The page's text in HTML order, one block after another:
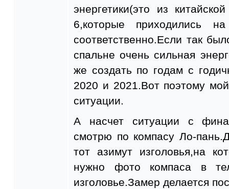
энергетики(это из
6,которые приходились
соответственно.Если так
спальне очень сильная
же создать по годам с
2020 и 2021.Вот поэтому
ситуации.
А насчет ситуации с
смотрю по компасу Ло-
тот азимут изголовья,на
нужно фото компаса в
изголовье.Замер делается